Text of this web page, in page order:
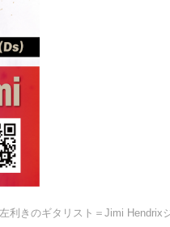
利きのギタリスト＝Jimi